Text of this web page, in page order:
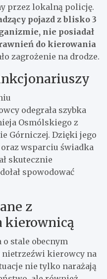
przez lokalną policję.
pojazd z blisko 3
nie posiadał
do kierowania
zagrożenie na drodze.
odegrała szybka
Osmólskiego z
Górniczej. Dzięki jego
wsparciu świadka
skutecznie
spowodować
z
kierownicą
stale obecnym
kierowcy na
nie tylko narażają